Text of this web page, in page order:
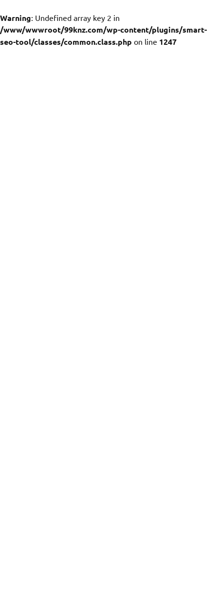
Warning: Undefined array key 2 in
/www/wwwroot/99knz.com/wp-content/plugins/smart-
seo-tool/classes/common.class.php on line 1247